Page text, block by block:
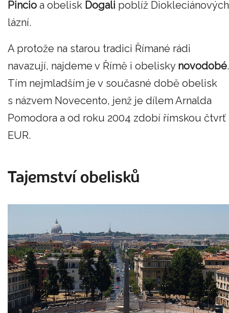
Pincio a obelisk Dogali poblíž Diokleciánových
lázní.
A protože na starou tradici Římané rádi
navazují, najdeme v Římě i obelisky novodobé.
Tím nejmladším je v současné době obelisk
s názvem Novecento, jenž je dílem Arnalda
Pomodora a od roku 2004 zdobí římskou čtvrť
EUR.
Tajemství obelisků